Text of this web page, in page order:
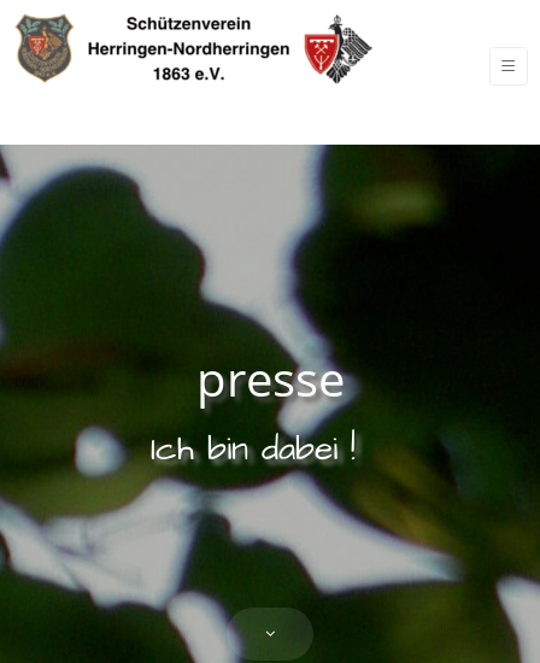
presse
Ich bin dabei !